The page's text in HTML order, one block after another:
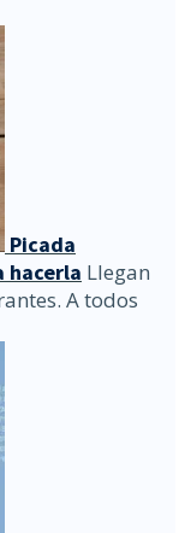
Picada
hacerla Llegan
A todos